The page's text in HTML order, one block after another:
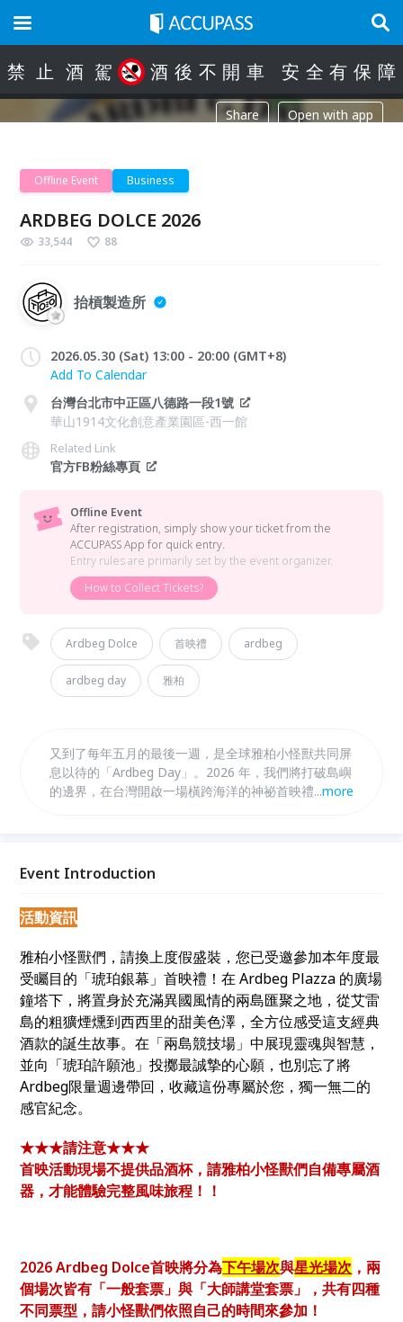
禁 止 酒 駕 酒 後 不 開 車 安 全 有 保 障
Share Open with app
Offline Event Business
ARDBEG DOLCE 2026
33,544 88
抬槓製造所
2026.05.30 (Sat) 13:00 - 20:00 (GMT+8)
Add To Calendar
台灣台北市中正區八德路一段1號
華山1914文化創意產業園區-西一館
Related Link
官方FB粉絲專頁
Offline Event
After registration, simply show your ticket from the
ACCUPASS App for quick entry.
Entry rules are primarily set by the event organizer.
How to Collect Tickets?
Ardbeg Dolce 首映禮 ardbeg
ardbeg day 雅柏
又到了每年五月的最後一週，是全球雅柏小怪獸共同屏
息以待的「Ardbeg Day」。2026 年，我們將打破島嶼
的邊界，在台灣開啟一場橫跨海洋的神祕首映禮。這是
這場感官饗宴。透過視覺與味覺的雙重顯影，解開
織煙燻與甜美的旅程！
...more
Event Introduction
活動資訊
雅柏小怪獸們，請換上度假盛裝，您已受邀參加本年度最
受矚目的「琥珀銀幕」首映禮！在 Ardbeg Plazza 的廣場
鐘塔下，將置身於充滿異國風情的兩島匯聚之地，從艾雷
島的粗獷煙燻到西西里的甜美色澤，全方位感受這支經典
酒款的誕生故事。在「兩島競技場」中展現靈魂與智慧，
並向「琥珀許願池」投擲最誠摯的心願，也別忘了將
Ardbeg限量週邊帶回，收藏這份專屬於您，獨一無二的
感官紀念。
★★★請注意★★★
首映活動現場不提供品酒杯，請雅柏小怪獸們自備專屬酒
器，才能體驗完整風味旅程！！
2026 Ardbeg Dolce首映將分為下午場次與星光場次 ，兩
個場次皆有「一般套票」與「大師講堂套票」，共有四種
不同票型，請小怪獸們依照自己的時間來參加！